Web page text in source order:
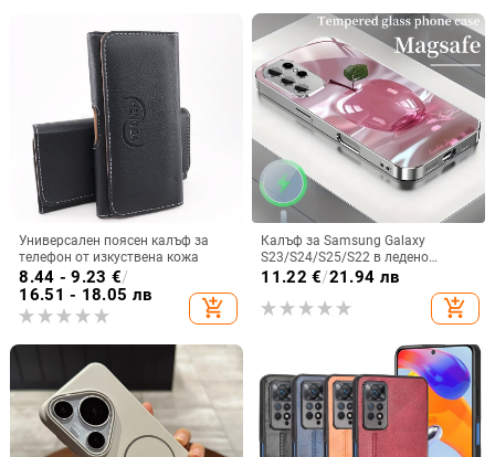
Универсален поясен калъф за
телефон от изкуствена кожа
8.44 - 9.23 €/
16.51 - 18.05 лв
add_shopping_cart
Калъф за Samsung Galaxy
S23/S24/S25/S22 в ледено
кристално розово със стъклена
повърхност и метално боядисано
покритие
11.22 €/21.94 лв
add_shopping_cart